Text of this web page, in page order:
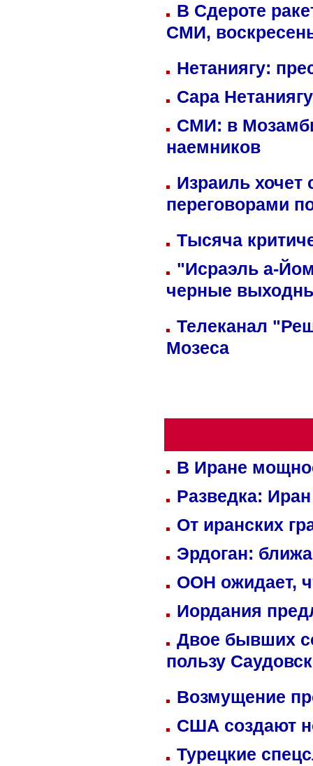
В Сдероте
СМИ,
Нетаниягу:
Сара
СМИ: в
наемников
Израиль хочет
переговорами
Тысяча
"Исраэль а-
черные
Телеканал
Мозеса
В Иране
Разведка:
От иранских
Эрдоган:
ООН ожидает,
Иордания
Двое бывших
пользу
Возмущение
США создают
Турецкие